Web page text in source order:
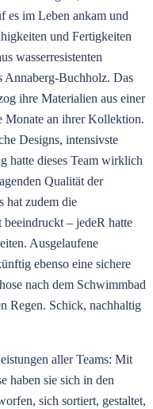
es im Leben ankam und
und Fertigkeiten
wasserresistenten
Annaberg-Buchholz. Das
ihre Materialien aus einer
Monate an ihrer Kollektion.
Designs, intensivste
hatte dieses Team wirklich
Qualität der
hat zudem die
beeindruckt – jedeR hatte
Ausgelaufene
ebenso eine sichere
nach dem Schwimmbad
Regen. Schick, nachhaltig
aller Teams: Mit
haben sie sich in den
sich sortiert, gestaltet,